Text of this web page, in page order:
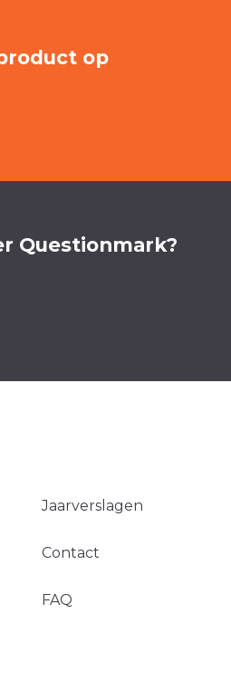
op
Questionmark?
Jaarverslagen
Contact
FAQ